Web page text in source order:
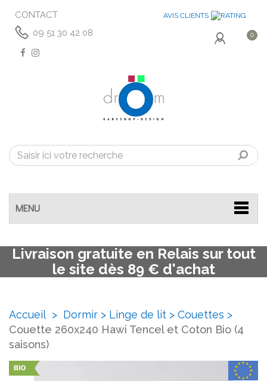
CONTACT
09 51 30 42 08
AVIS CLIENTS
0
MENU
Livraison gratuite en Relais sur tout
le site dès 89 € d'achat
Accueil > Dormir > Linge de lit > Couettes >
Couette 260x240 Hawi Tencel et Coton Bio (4
saisons)